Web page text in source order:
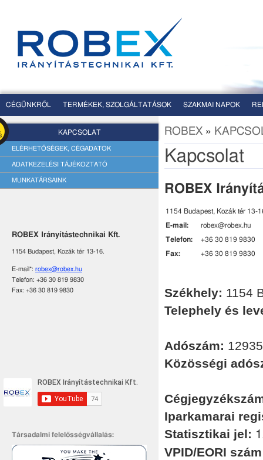
CÉGÜNKRŐL TERMÉKEK, SZOLGÁLTATÁSOK SZAKMAI NAPOK
KAPCSOLAT
ELÉRHETŐSÉGEK, CÉGADATOK
ADATKEZELÉSI TÁJÉKOZTATÓ
MUNKATÁRSAINK
ROBEX Irányítástechnikai Kft.
1154 Budapest, Kozák tér 13-16.
E-mail*: robex@robex.hu
Telefon: +36 30 819 9830
Fax: +36 30 819 9830
Társadalmi felelősségvállalás:
ROBEX »
Kapcsolat
ROBEX
1154 Budapest, Kozák tér 13-
E-mail:
robex@robex.hu
Telefon:
+36 30 819 9830
Fax:
+36 30 819 9830
Székhely: 1154
Telephely és
Adószám:
Közösségi
Iparkamarai
Statisztikai jel:
VPID/EORI